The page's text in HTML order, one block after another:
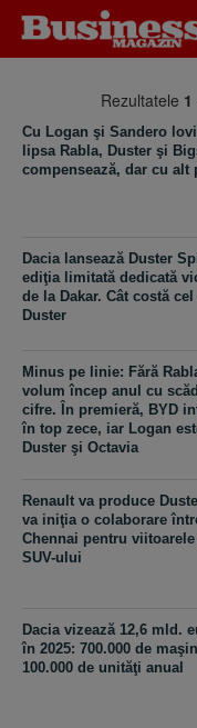
Rezultatele 1
Cu Logan şi Sandero
lipsa Rabla, Duster şi
compensează, dar cu
Dacia lansează Duster
ediţia limitată dedicată
de la Dakar. Cât costă
Duster
Minus pe linie: Fără
volum încep anul cu
cifre. În premieră, BYD
în top zece, iar Logan
Duster şi Octavia
Renault va produce
va iniţia o colaborare
Chennai pentru
SUV-ului
Dacia vizează 12,6 mld.
în 2025: 700.000 de
100.000 de unităţi anual